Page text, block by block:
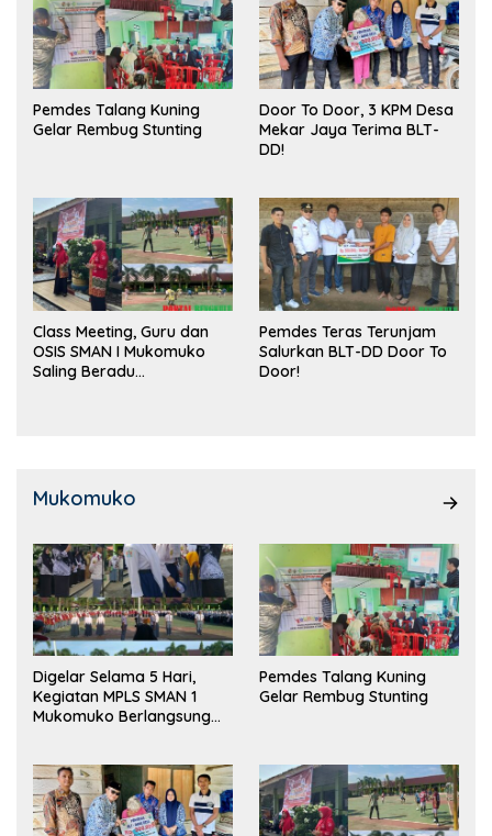
Pemdes Talang Kuning
Gelar Rembug Stunting
Door To Door, 3 KPM Desa
Mekar Jaya Terima BLT-
DD!
Class Meeting, Guru dan
OSIS SMAN I Mukomuko
Saling Beradu
Pemdes Teras Terunjam
Salurkan BLT-DD Door To
Door!
Mukomuko
Digelar Selama 5 Hari,
Kegiatan MPLS SMAN 1
Mukomuko Berlangsung
Pemdes Talang Kuning
Gelar Rembug Stunting